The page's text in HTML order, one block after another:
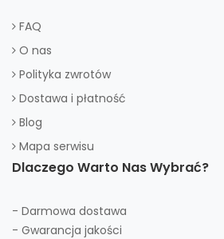
FAQ
O nas
Polityka zwrotów
Dostawa i płatność
Blog
Mapa serwisu
Dlaczego Warto Nas Wybrać?
- Darmowa dostawa
- Gwarancja jakości